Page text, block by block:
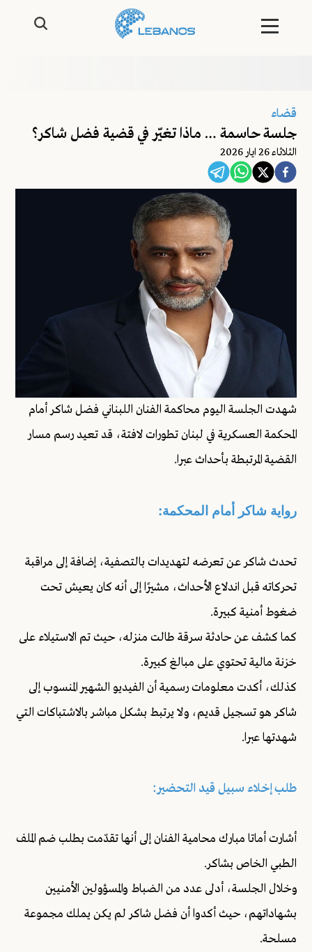
قضاء
جلسة حاسمة … ماذا تغيّر في قضية فضل شاكر؟
الثلاثاء 26 ايار 2026
شهدت الجلسة اليوم محاكمة الفنان اللبناني فضل شاكر أمام
المحكمة العسكرية في لبنان تطورات لافتة، قد تعيد رسم مسار
القضية المرتبطة بأحداث عبرا.
رواية شاكر أمام المحكمة:
تحدث شاكر عن تعرضه لتهديدات بالتصفية، إضافة إلى مراقبة
تحركاته قبل اندلاع الأحداث، مشيرًا إلى أنه كان يعيش تحت
ضغوط أمنية كبيرة.
كما كشف عن حادثة سرقة طالت منزله، حيث تم الاستيلاء على
خزنة مالية تحتوي على مبالغ كبيرة.
كذلك، أكدت معلومات رسمية أن الفيديو الشهير المنسوب إلى
شاكر هو تسجيل قديم، ولا يرتبط بشكل مباشر بالاشتباكات التي
شهدتها عبرا.
طلب إخلاء سبيل قيد التحضير:
أشارت أماتا مبارك محامية الفنان إلى أنها تقدّمت بطلب ضم الملف
الطبي الخاص بشاكر.
وخلال الجلسة، أدلى عدد من الضباط والمسؤولين الأمنيين
بشهاداتهم، حيث أكدوا أن فضل شاكر لم يكن يملك مجموعة
مسلحة.